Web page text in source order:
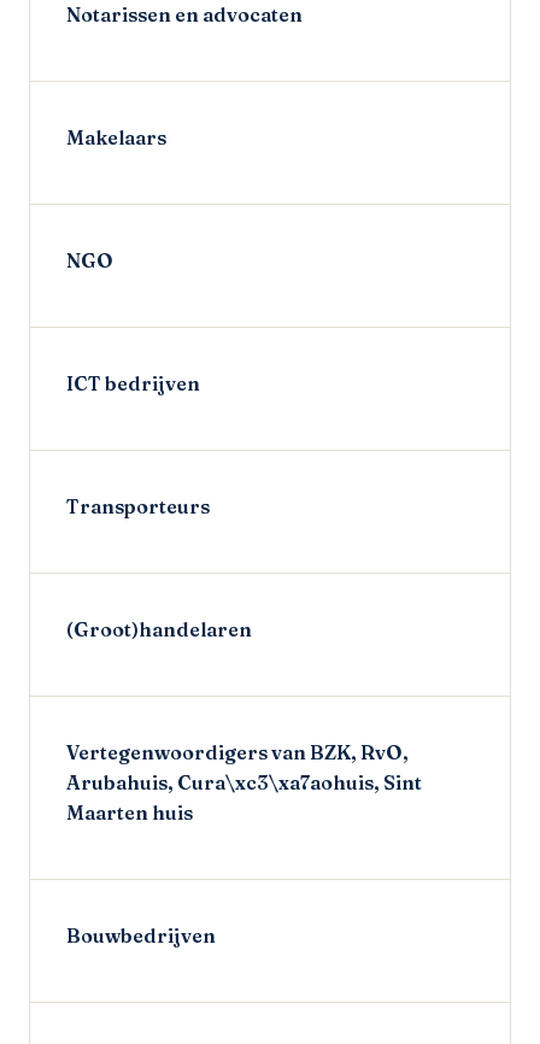
Notarissen en advocaten
Makelaars
NGO
ICT bedrijven
Transporteurs
(Groot)handelaren
Vertegenwoordigers van BZK, RvO,
Arubahuis, Cura\xc3\xa7aohuis, Sint
Maarten huis
Bouwbedrijven